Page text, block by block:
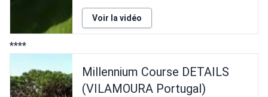
Voir la vidéo
****
Millennium Course DETAILS
(VILAMOURA Portugal)